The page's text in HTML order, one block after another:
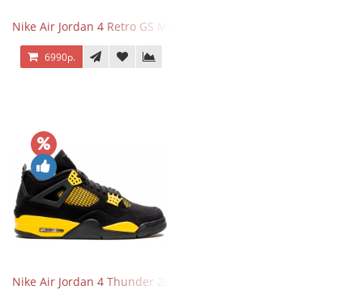
Nike Air Jordan 4 Retro GS Military Black
6990р.
Nike Air Jordan 4 Thunder 2023